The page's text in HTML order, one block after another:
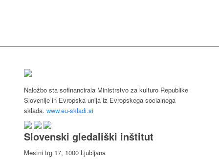
Naložbo sta sofinancirala Ministrstvo za kulturo Republike
Slovenije in Evropska unija iz Evropskega socialnega
sklada. www.eu-skladi.si
Slovenski gledališki inštitut
Mestni trg 17, 1000 Ljubljana